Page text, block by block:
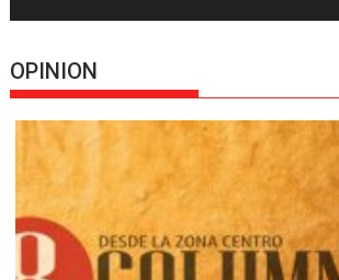
OPINION